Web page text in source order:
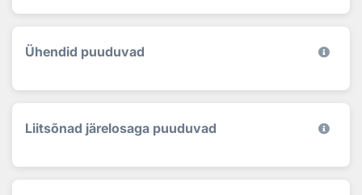
Ühendid puuduvad
Liitsõnad järelosaga puuduvad